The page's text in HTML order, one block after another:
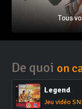
Tous
De quoi on
Legend
Jeu vidéo